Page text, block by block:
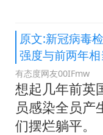
原文:新冠病毒
强度与前两年相
有态度网友00IFmw
想起几年前英
员感染全员产
们摆烂躺平。